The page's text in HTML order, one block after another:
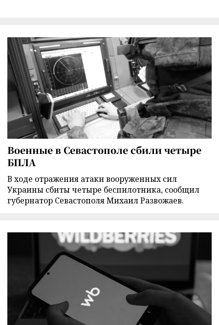
Военные в Севастополе сбили четыре
БПЛА
В ходе отражения атаки вооруженных сил
Украины сбиты четыре беспилотника, сообщил
губернатор Севастополя Михаил Развожаев.